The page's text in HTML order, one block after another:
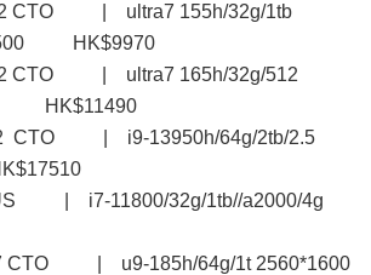
CTO | ultra7 155h/32g/1tb
HK$9970
CTO | ultra7 165h/32g/512
HK$11490
CTO | i9-13950h/64g/2tb/2.5
| i7-11800/32g/1tb//a2000/4g
CTO | u9-185h/64g/1t 2560*1600